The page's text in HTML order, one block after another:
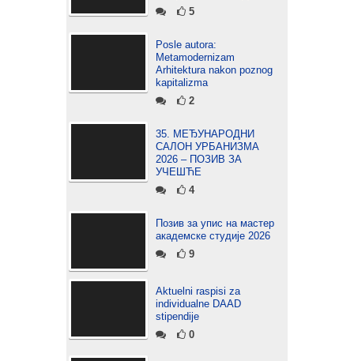
5
Posle autora:
Metamodernizam
Arhitektura nakon poznog
kapitalizma
2
35. МЕЂУНАРОДНИ
САЛОН УРБАНИЗМА
2026 – ПОЗИВ ЗА
УЧЕШЋЕ
4
Позив за упис на мастер
академске студије 2026
9
Aktuelni raspisi za
individualne DAAD
stipendije
0